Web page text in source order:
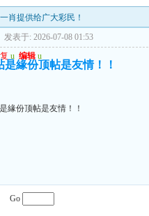
肖提供给广大彩民！
发表于: 2026-07-08 01:53
u 编辑 u
是緣份顶帖是友情！！
緣份顶帖是友情！！
Go